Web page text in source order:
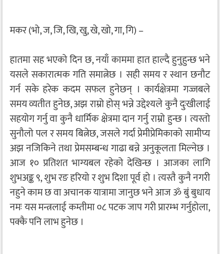
मकर (भो, ज, जि, खि, खु, खे, खो, गा, गि) –
हातमा सह भएको दिन छ, नयाँ काममा हात हाल्दै हुनुहुन्छ भने
यसले सकारात्मक गति समात्नेछ । सही समय र स्थान छनौट
गर्न सके हरेक कदम सफल हुनेछन् । कार्यक्षेत्रमा गज्जबले
समय व्यतीत हुनेछ, अझ राम्रो होस् भन्ने उद्देश्यले कुनै दुःखीलाई
सहयोग गर्नु वा कुनै धार्मिक क्षेत्रमा दान गर्नु राम्रो हुन्छ । त्यस्तो
सुनौलो पल र समय बित्नेछ, जसले गर्दा प्रेमीप्रेमिकाको सामीप्य
अझ नजिकिने तथा प्रेमसम्बन्ध गाढा बन्ने अनुकूलता मिल्नेछ ।
आज १० प्रतिशत भाग्यबल रहेको देखिन्छ । आजका लागि
शुभअङ्क ९, शुभ रङ हरियो र शुभ दिशा पूर्व हो । त्यस्तै कुनै नगरी
नहुने काम छ वा अचानक यात्रामा जानुछ भने आज ॐ बुं बुधाय
नमः यस मन्त्रलाई कम्तीमा ०८ पटक जाप गरी प्रारम्भ गर्नुहोला,
पक्कै पनि लाभ हुनेछ ।